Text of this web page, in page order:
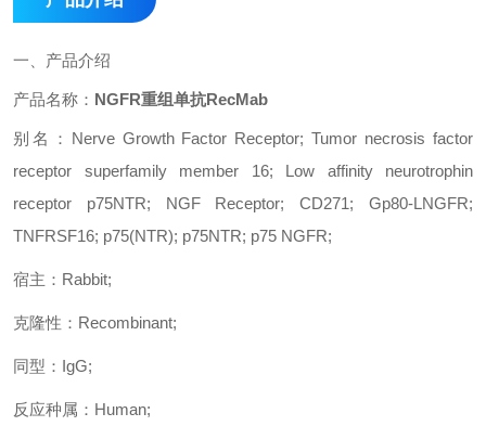
一、 产品介绍
产品名称： NGFR重组单抗RecMab
别名： Nerve Growth Factor Receptor; Tumor necrosis factor
receptor superfamily member 16; Low affinity neurotrophin
receptor p75NTR; NGF Receptor; CD271; Gp80-LNGFR;
TNFRSF16; p75(NTR); p75NTR; p75 NGFR;
宿主： Rabbit;
克隆性： Recombinant;
同型： IgG;
反应种属： Human;